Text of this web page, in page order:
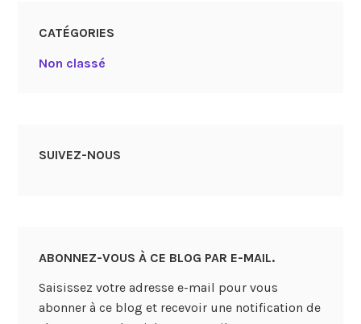
CATÉGORIES
Non classé
SUIVEZ-NOUS
ABONNEZ-VOUS À CE BLOG PAR E-MAIL.
Saisissez votre adresse e-mail pour vous
abonner à ce blog et recevoir une notification de